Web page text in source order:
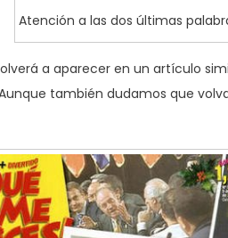
Atención a las dos últimas
a aparecer en un artículo
también dudamos que